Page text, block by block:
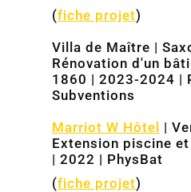
(fiche projet)
Villa de Maître |
Rénovation d'un
1860 | 2023-2024 |
Subventions
Marriot W Hôtel |
Extension piscine
| 2022 | PhysBat
(fiche projet)